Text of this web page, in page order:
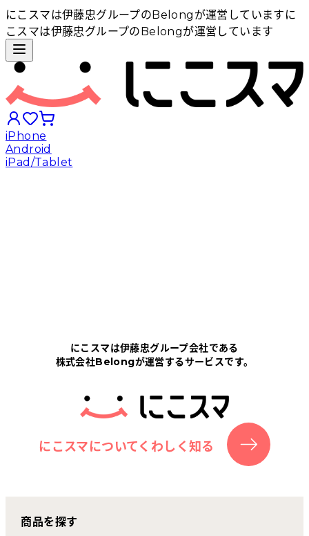
にこスマは伊藤忠グループのBelongが運営しています に
こスマは伊藤忠グループのBelongが運営しています
iPhone
Android
iPad/Tablet
にこスマについて
サポートセンター
お客さまの声
にこスマ通信
にこスマは伊藤忠グループ会社である
株式会社Belongが運営するサービスです。
にこスマについてくわしく知る
商品を探す